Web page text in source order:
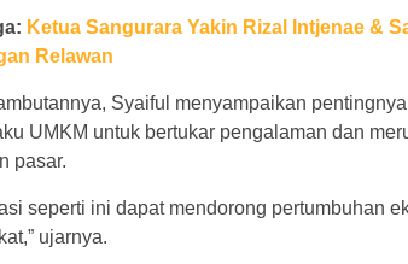
Ketua Sangurara Yakin Rizal Intjenae &
Relawan
Syaiful menyampaikan
UMKM untuk bertukar pengalaman dan
pasar.
seperti ini dapat mendorong pertumbuhan
ujarnya.